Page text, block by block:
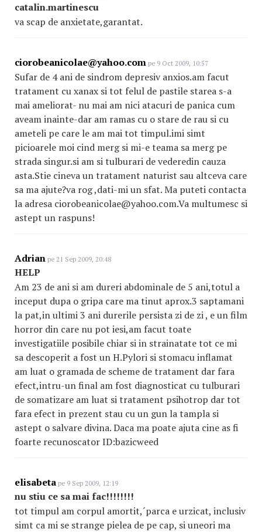
catalin.martinescu
va scap de anxietate,garantat.
ciorobeanicolae@yahoo.com pe 9 Oct 2009, 10:57
Sufar de 4 ani de sindrom depresiv anxios.am facut
tratament cu xanax si tot felul de pastile starea s-a
mai ameliorat- nu mai am nici atacuri de panica cum
aveam inainte-dar am ramas cu o stare de rau si cu
ameteli pe care le am mai tot timpul.imi simt
picioarele moi cind merg si mi-e teama sa merg pe
strada singur.si am si tulburari de vederedin cauza
asta.Stie cineva un tratament naturist sau altceva care
sa ma ajute?va rog ,dati-mi un sfat. Ma puteti contacta
la adresa ciorobeanicolae@yahoo.com.Va multumesc si
astept un raspuns!
Adrian pe 21 Sep 2009, 20:48
HELP
Am 23 de ani si am dureri abdominale de 5 ani,totul a
inceput dupa o gripa care ma tinut aprox.3 saptamani
la pat,in ultimi 3 ani durerile persista zi de zi , e un film
horror din care nu pot iesi,am facut toate
investigatiile posibile chiar si in strainatate tot ce mi
sa descoperit a fost un H.Pylori si stomacu inflamat
am luat o gramada de scheme de tratament dar fara
efect,intru-un final am fost diagnosticat cu tulburari
de somatizare am luat si tratament psihotrop dar tot
fara efect in prezent stau cu un gun la tampla si
astept o salvare divina. Daca ma poate ajuta cine as fi
foarte recunoscator ID:bazicweed
elisabeta pe 9 Sep 2009, 12:19
nu stiu ce sa mai fac!!!!!!!!
tot timpul am corpul amortit,´parca e urzicat, inclusiv
simt ca mi se strange pielea de pe cap, si uneori ma